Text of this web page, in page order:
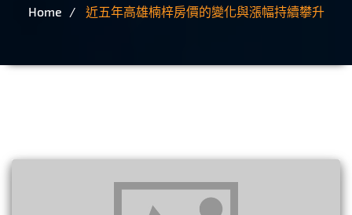
Home 近五年高雄楠梓房價的變化與漲幅持續攀升